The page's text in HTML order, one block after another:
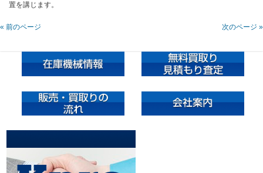
置を講じます。
« 前のページ 次のページ »